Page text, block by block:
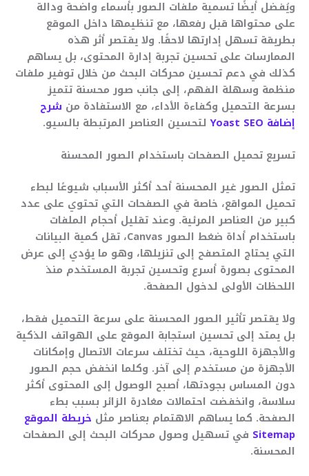
ويُفضل أيضًا تسمية ملفات الصور بأسماء واضحة ودالة
على محتواها قبل رفعها، مع تنظيمها داخل الموقع
بطريقة تسهل إدارتها لاحقًا. ولا يقتصر أثر هذه
الممارسات على تحسين تجربة إدارة المحتوى، بل يساهم
كذلك في دعم تحسين محركات البحث من خلال توفير ملفات
منظمة وسهلة الفهم، إلى جانب صور محسنة تتميز
بسرعة التحميل وكفاءة الأداء، مع الاستفادة من شرح
إضافة Yoast SEO
لتحسين العناصر المرتبطة بالسيو.
تسريع تحميل الصفحات باستخدام الصور المحسنة
تمثل الصور غير المحسنة أحد أكثر الأسباب شيوعًا لبطء
تحميل المواقع، خاصة في الصفحات التي تحتوي على عدد
كبير من العناصر المرئية. وعند تقليل أحجام الملفات
باستخدام أداة ضغط الصور Canvas، تقل كمية البيانات
التي يحتاج المتصفح إلى تنزيلها، وهو ما يؤدي إلى عرض
المحتوى بصورة أسرع وتحسين تجربة المستخدم منذ
اللحظات الأولى لدخول الصفحة.
ولا يقتصر تأثير الصور المحسنة على سرعة التحميل فقط،
بل يمتد إلى تحسين استجابة الموقع على الهواتف الذكية
والأجهزة اللوحية، حيث تختلف سرعات الاتصال وإمكانات
الأجهزة من مستخدم إلى آخر. وكلما انخفض حجم الصور
دون المساس بجودتها، أصبح الوصول إلى المحتوى أكثر
سلاسة، وانخفضت احتمالات مغادرة الزائر بسبب بطء
الصفحة. كما يساهم الاهتمام بعناصر مثل خريطة الموقع
Sitemap في تسهيل وصول محركات البحث إلى الصفحات
المحسنة.